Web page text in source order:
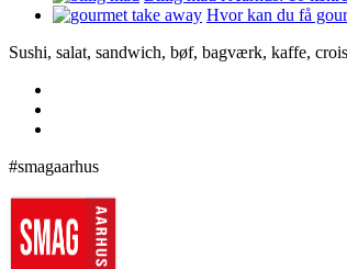
Hvor kan du få
Sushi, salat, sandwich, bøf, bagværk, kaffe,
#smagaarhus